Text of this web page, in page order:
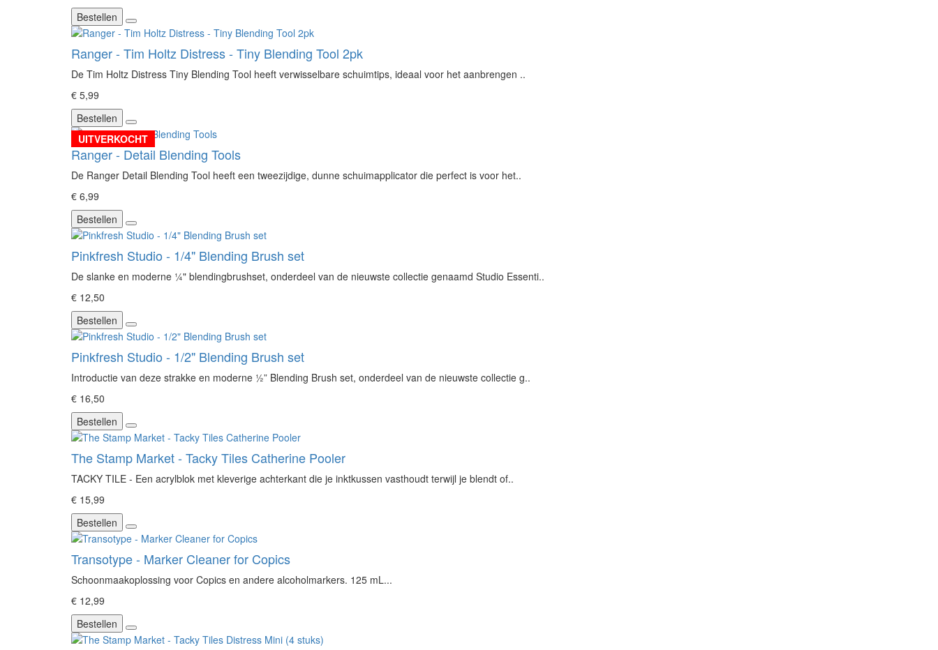
Bestellen
Ranger - Tim Holtz Distress - Tiny Blending Tool 2pk
De Tim Holtz Distress Tiny Blending Tool heeft verwisselbare schuimtips, ideaal voor het aanbrengen ..
€ 5,99
Bestellen
UITVERKOCHT
Ranger - Detail Blending Tools
De Ranger Detail Blending Tool heeft een tweezijdige, dunne schuimapplicator die perfect is voor het..
€ 6,99
Bestellen
Pinkfresh Studio - 1/4" Blending Brush set
De slanke en moderne ¼" blendingbrushset, onderdeel van de nieuwste collectie genaamd Studio Essenti..
€ 12,50
Bestellen
Pinkfresh Studio - 1/2" Blending Brush set
Introductie van deze strakke en moderne ½” Blending Brush set, onderdeel van de nieuwste collectie g..
€ 16,50
Bestellen
The Stamp Market - Tacky Tiles Catherine Pooler
TACKY TILE - Een acrylblok met kleverige achterkant die je inktkussen vasthoudt terwijl je blendt of..
€ 15,99
Bestellen
Transotype - Marker Cleaner for Copics
Schoonmaakoplossing voor Copics en andere alcoholmarkers. 125 mL...
€ 12,99
Bestellen